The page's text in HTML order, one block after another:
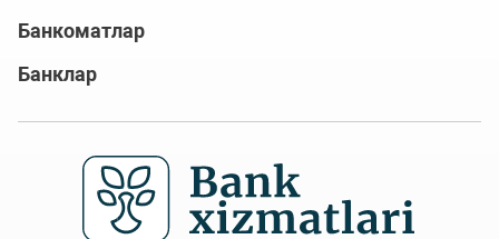
Банкоматлар
Банклар